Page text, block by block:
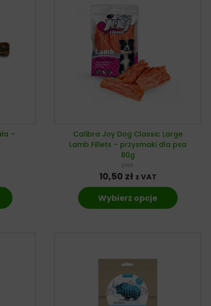
–
Calibra Joy Dog Classic Large
Lamb Fillets – przysmaki dla psa
80g
pies
10,50 zł z VAT
Wybierz opcje